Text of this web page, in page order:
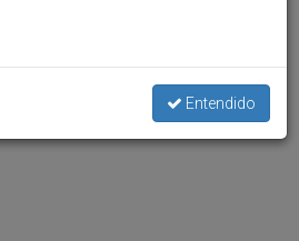
Entendido